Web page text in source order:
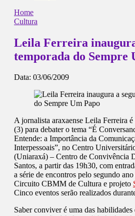
Home
Cultura
Leila Ferreira
temporada do Sempre
Data: 03/06/2009
A jornalista araxaense Leila Ferreira
(3) para debater o tema “É
Entende: a Importância da
Interpessoais”, no Centro
(Uniaraxá) – Centro de Convivência
Santos, a partir das 19h30, com
a série de encontros pelo segundo
Circuito CBMM de Cultura e projeto
Cinco eventos serão realizados
Saber conviver é uma das habilidades